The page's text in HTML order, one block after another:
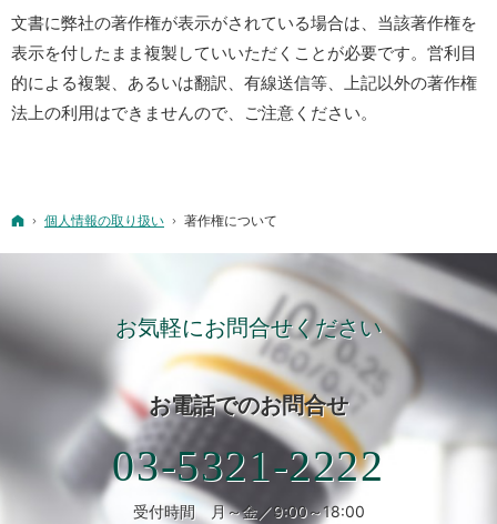
文書に弊社の著作権が表示がされている場合は、当該著作権を
表示を付したまま複製していいただくことが必要です。営利目
的による複製、あるいは翻訳、有線送信等、上記以外の著作権
法上の利用はできませんので、ご注意ください。
ホーム
個人情報の取り扱い 著作権について
お気軽にお問合せください
お電話でのお問合せ
03-5321-2222
受付時間 月～金／9:00～18:00